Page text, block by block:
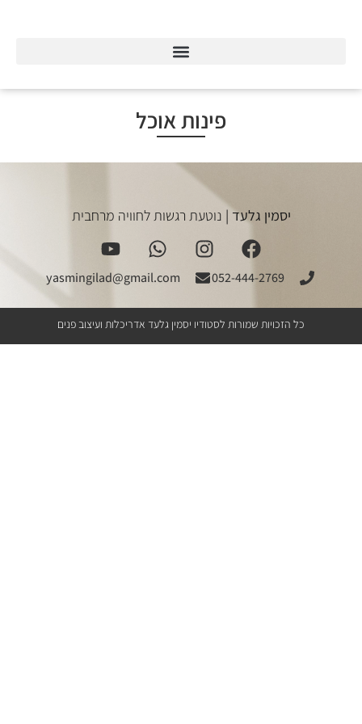
פינות אוכל
יסמין גלעד | נוטעת רגשות לחוויה מרחבית
052-444-2769
yasmingilad@gmail.com
כל הזכויות שמורות לסטודיו יסמין גלעד אדריכלות ועיצוב פנים